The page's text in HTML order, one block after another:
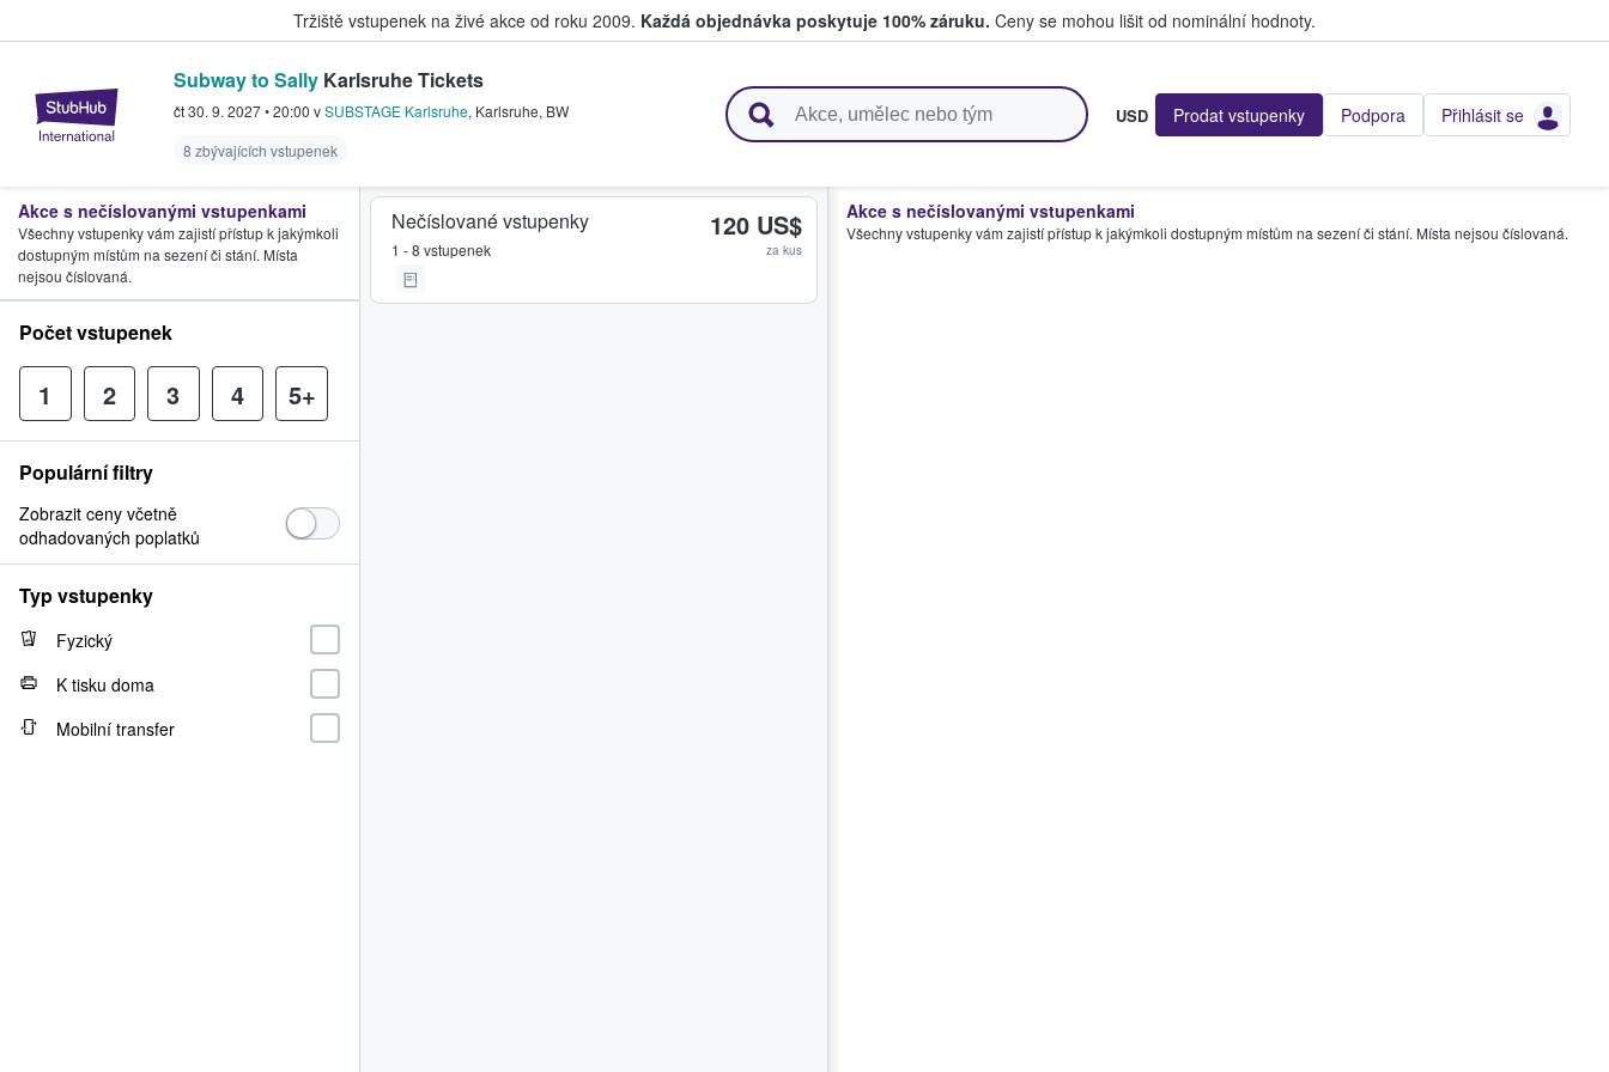
Tržiště vstupenek na živé akce od roku 2009. Každá objednávka poskytuje 100% záruku. Ceny se mohou lišit od nominální hodnoty.
StubHub – Místo, kde fanoušci kupují a prodávají vstupenky
Subway to Sally Karlsruhe Tickets
čt 30. 9. 2027•20:00 vSUBSTAGE Karlsruhe, Karlsruhe, BW
8 zbývajících vstupenek
USD Prodat vstupenky Podpora Přihlásit se
Nečíslované vstupenky
1 - 8 vstupenek
120 US$
za kus
Akce s nečíslovanými vstupenkami
Všechny vstupenky vám zajistí přístup k jakýmkoli dostupným místům na sezení či stání. Místa nejsou číslovaná.
Akce s nečíslovanými vstupenkami
Všechny vstupenky vám zajistí přístup k jakýmkoli
dostupným místům na sezení či stání. Místa
nejsou číslovaná.
Počet vstupenek
1 2 3 4 5+
Populární filtry
Zobrazit ceny včetně
odhadovaných poplatků
Typ vstupenky
Fyzický
K tisku doma
Mobilní transfer